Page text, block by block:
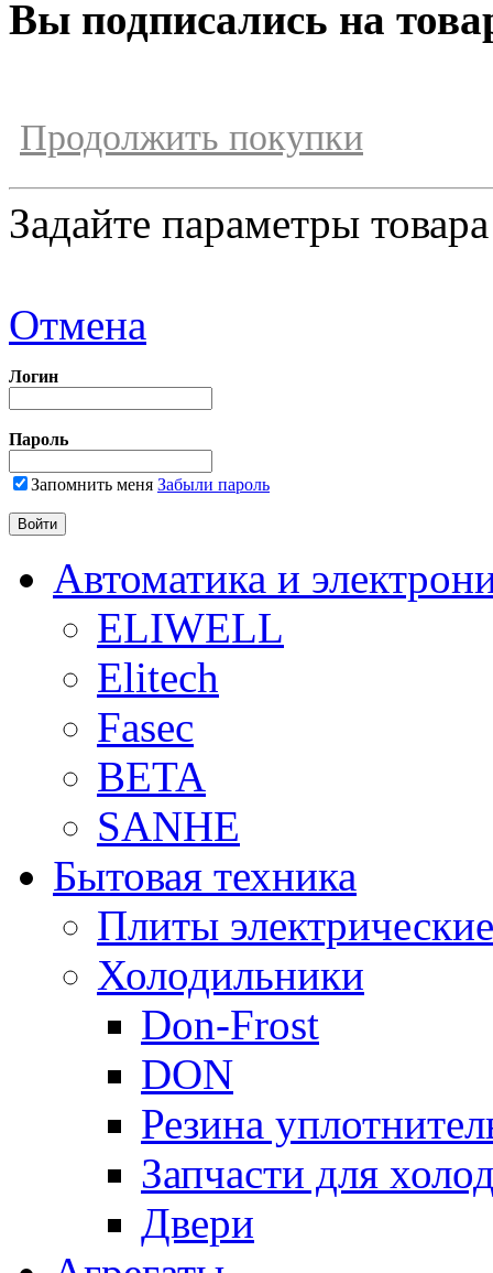
Вы подписались на
Продолжить покупки
Задайте параметры товара
Отмена
Логин
Пароль
Запомнить меня Забыли пароль
Автоматика и
ELIWELL
Elitech
Fasec
BETA
SANHE
Бытовая техника
Плиты электрические
Холодильники
Don-Frost
DON
Резина
Запчасти для
Двери